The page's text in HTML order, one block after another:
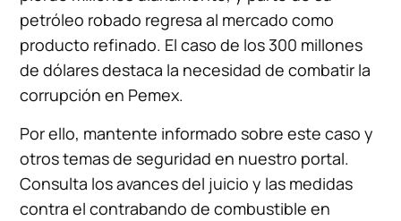
petróleo robado regresa al mercado como
producto refinado. El caso de los 300 millones
de dólares destaca la necesidad de combatir la
corrupción en Pemex.
Por ello, mantente informado sobre este caso y
otros temas de seguridad en nuestro portal.
Consulta los avances del juicio y las medidas
contra el contrabando de combustible en